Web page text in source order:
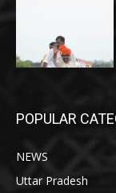
POPULAR
NEWS
Uttar Pradesh